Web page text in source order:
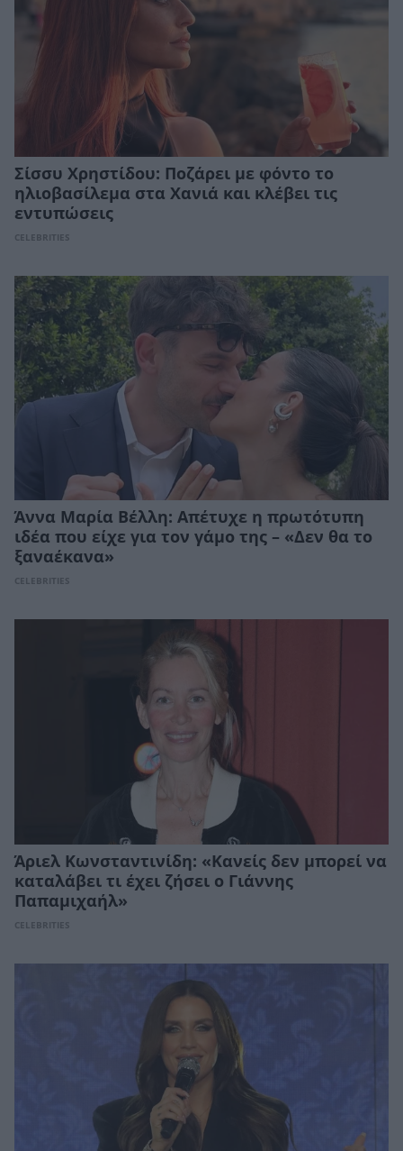
Σίσσυ Χρηστίδου: Ποζάρει με φόντο το
ηλιοβασίλεμα στα Χανιά και κλέβει τις
εντυπώσεις
CELEBRITIES
Άννα Μαρία Βέλλη: Απέτυχε η πρωτότυπη
ιδέα που είχε για τον γάμο της – «Δεν θα το
ξαναέκανα»
CELEBRITIES
Άριελ Κωνσταντινίδη: «Κανείς δεν μπορεί να
καταλάβει τι έχει ζήσει ο Γιάννης
Παπαμιχαήλ»
CELEBRITIES